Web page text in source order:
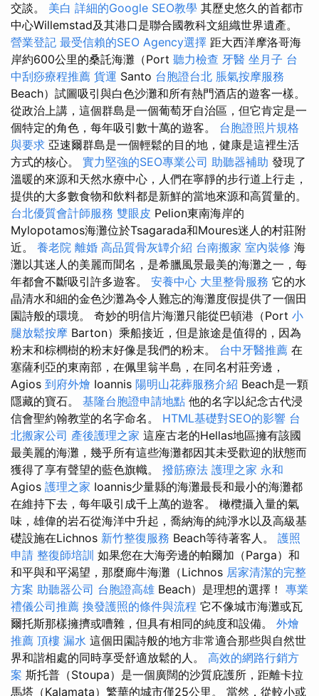
交談。 美白 詳細的Google SEO教學 其歷史悠久的首都市
中心Willemstad及其港口是聯合國教科文組織世界遺產。
營業登記 最受信賴的SEO Agency選擇 距大西洋摩洛哥海
岸約600公里的桑託海灘（Port 聽力檢查 牙醫 坐月子 台
中刮痧療程推薦 貨運 Santo 台胞證台北 脹氣按摩服務
Beach）試圖吸引與白色沙灘和所有熱門酒店的遊客一樣。
從政治上講，這個群島是一個葡萄牙自治區，但它肯定是一
個特定的角色，每年吸引數十萬的遊客。 台胞證照片規格
與要求 亞速爾群島是一個輕鬆的目的地，健康是這裡生活
方式的核心。 實力堅強的SEO專業公司 助聽器補助 發現了
溫暖的來源和天然水療中心，人們在寧靜的步行道上行走，
提供的大多數食物和飲料都是新鮮的當地來源和高質量的。
台北優質會計師服務 雙眼皮 Pelion東南海岸的
Mylopotamos海灘位於Tsagarada和Moures迷人的村莊附
近。 養老院 離婚 高品質骨灰罈介紹 台南搬家 室內裝修 海
灘以其迷人的美麗而聞名，是希臘風景最美的海灘之一，每
年都會不斷吸引許多遊客。 安養中心 大里整骨服務 它的水
晶清水和細的金色沙灘為令人難忘的海灘度假提供了一個田
園詩般的環境。 奇妙的明信片海灘只能從巴頓港（Port 小
腿放鬆按摩 Barton）乘船接近，但是旅途是值得的，因為
粉末和棕櫚樹的粉末好像是我們的粉末。 台中牙醫推薦 在
塞薩利亞的東南部，在佩里翁半島，在同名村莊旁邊，
Agios 到府外燴 Ioannis 陽明山花葬服務介紹 Beach是一顆
隱藏的寶石。 基隆台胞證申請地點 他的名字以紀念古代浸
信會聖約翰教堂的名字命名。 HTML基礎對SEO的影響 台
北搬家公司 產後護理之家 這座古老的Hellas地區擁有該國
最美麗的海灘，幾乎所有這些海灘都因其未受歡迎的狀態而
獲得了享有聲望的藍色旗幟。 撥筋療法 護理之家 永和
Agios 護理之家 Ioannis少量縣的海灘最長和最小的海灘都
在維持下去，每年吸引成千上萬的遊客。 橄欖攝入量的氣
味，雄偉的岩石從海洋中升起，喬納海的純淨水以及高級基
礎設施在Lichnos 新竹整復服務 Beach等待著客人。 護照
申請 整復師培訓 如果您在大海旁邊的帕爾加（Parga）和
和平與和平渴望，那麼廊牛海灘（Lichnos 居家清潔的完整
方案 助聽器公司 台胞證高雄 Beach）是理想的選擇！ 專業
禮儀公司推薦 換發護照的條件與流程 它不像城市海灘或瓦
爾托斯那樣擁擠或嘈雜，但具有相同的純度和設備。 外燴
推薦 頂樓 漏水 這個田園詩般的地方非常適合那些與自然世
界和諧相處的同時享受舒適放鬆的人。 高效的網路行銷方
案 斯托普（Stoupa）是一個廣闊的沙質庇護所，距離卡拉
馬塔（Kalamata）繁華的城市僅25公里。 當然，從較小或